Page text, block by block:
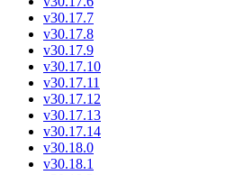
v30.17.7
v30.17.8
v30.17.9
v30.17.10
v30.17.11
v30.17.12
v30.17.13
v30.17.14
v30.18.0
v30.18.1